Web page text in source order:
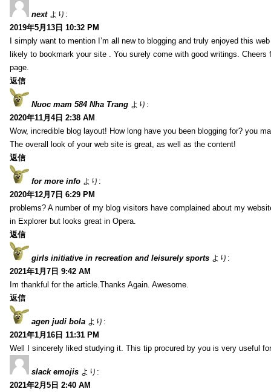
next より:
2019年5月13日 10:32 PM
I simply want to mention I’m all new to blogging and truly enjoyed this
likely to bookmark your site . You surely come with good writings. Cheers
page.
返信
Nuoc mam 584 Nha Trang より:
2020年11月4日 2:38 AM
Wow, incredible blog layout! How long have you been blogging for? you
The overall look of your web site is great, as well as the content!
返信
for more info より:
2020年12月7日 6:29 PM
problems? A number of my blog visitors have complained about my
in Explorer but looks great in Opera.
返信
girls initiative in recreation and leisurely sports より:
2021年1月7日 9:42 AM
Im thankful for the article.Thanks Again. Awesome.
返信
agen judi bola より:
2021年1月16日 11:31 PM
Well I sincerely liked studying it. This tip procured by you is very useful
slack emojis より:
2021年2月5日 2:40 AM